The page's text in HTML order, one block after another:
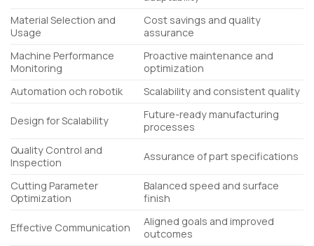
Material Selection and
Usage
Cost savings and quality
assurance
Machine Performance
Monitoring
Proactive maintenance and
optimization
Automation och robotik
Scalability and consistent quality
Design for Scalability
Future-ready manufacturing
processes
Quality Control and
Inspection
Assurance of part specifications
Cutting Parameter
Optimization
Balanced speed and surface
finish
Effective Communication
Aligned goals and improved
outcomes